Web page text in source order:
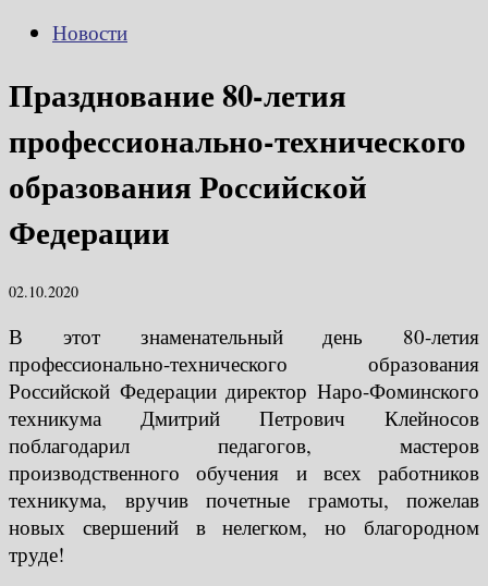
Новости
Празднование 80-летия
профессионально-технического
образования Российской
Федерации
02.10.2020
В этот знаменательный день 80-летия
профессионально-технического образования
Российской Федерации директор Наро-Фоминского
техникума Дмитрий Петрович Клейносов
поблагодарил педагогов, мастеров
производственного обучения и всех работников
техникума, вручив почетные грамоты, пожелав
новых свершений в нелегком, но благородном
труде!